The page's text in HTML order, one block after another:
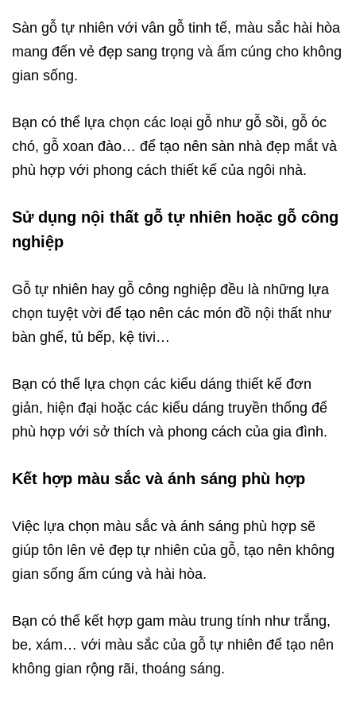
Sàn gỗ tự nhiên với vân gỗ tinh tế, màu sắc hài hòa
mang đến vẻ đẹp sang trọng và ấm cúng cho không
gian sống.
Bạn có thể lựa chọn các loại gỗ như gỗ sồi, gỗ óc
chó, gỗ xoan đào… để tạo nên sàn nhà đẹp mắt và
phù hợp với phong cách thiết kế của ngôi nhà.
Sử dụng nội thất gỗ tự nhiên hoặc gỗ công
nghiệp
Gỗ tự nhiên hay gỗ công nghiệp đều là những lựa
chọn tuyệt vời để tạo nên các món đồ nội thất như
bàn ghế, tủ bếp, kệ tivi…
Bạn có thể lựa chọn các kiểu dáng thiết kế đơn
giản, hiện đại hoặc các kiểu dáng truyền thống để
phù hợp với sở thích và phong cách của gia đình.
Kết hợp màu sắc và ánh sáng phù hợp
Việc lựa chọn màu sắc và ánh sáng phù hợp sẽ
giúp tôn lên vẻ đẹp tự nhiên của gỗ, tạo nên không
gian sống ấm cúng và hài hòa.
Bạn có thể kết hợp gam màu trung tính như trắng,
be, xám… với màu sắc của gỗ tự nhiên để tạo nên
không gian rộng rãi, thoáng sáng.